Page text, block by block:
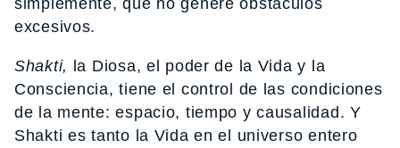
excesivos.
Shakti, la Diosa, el poder de la Vida y la
Consciencia, tiene el control de las condiciones
de la mente: espacio, tiempo y causalidad. Y
Shakti es tanto la Vida en el universo entero